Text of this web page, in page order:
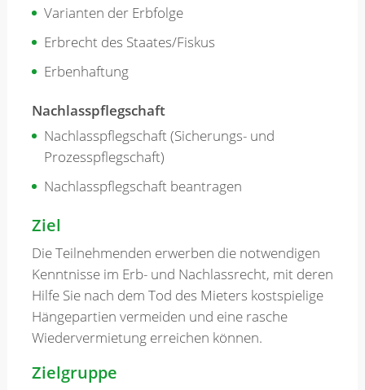
Varianten der Erbfolge
Erbrecht des Staates/Fiskus
Erbenhaftung
Nachlasspflegschaft
Nachlasspflegschaft (Sicherungs- und
Prozesspflegschaft)
Nachlasspflegschaft beantragen
Ziel
Die Teilnehmenden erwerben die notwendigen
Kenntnisse im Erb- und Nachlassrecht, mit deren
Hilfe Sie nach dem Tod des Mieters kostspielige
Hängepartien vermeiden und eine rasche
Wiedervermietung erreichen können.
Zielgruppe